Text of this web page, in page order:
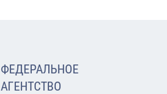
ФЕДЕРАЛЬНОЕ
АГЕНТСТВО